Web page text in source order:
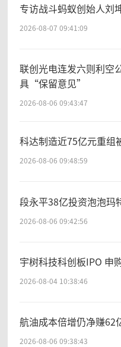
在渠
电商平
1%；分
1%；线
9%。其
民零食
数据显示
店累计
在
松鼠的成
专访战斗蚂蚁创始人
2026-08-07 09:41:09
联创光电连发六则利空
具“保留意见”
2026-08-06 09:43:47
科达制造近75亿元重组
2026-08-06 09:48:59
段永平38亿投资泡泡玛
2026-08-06 09:42:56
宇树科技科创板IPO 申
2026-08-04 10:38:46
航油成本倍增仍净赚
2026-08-06 09:38:43